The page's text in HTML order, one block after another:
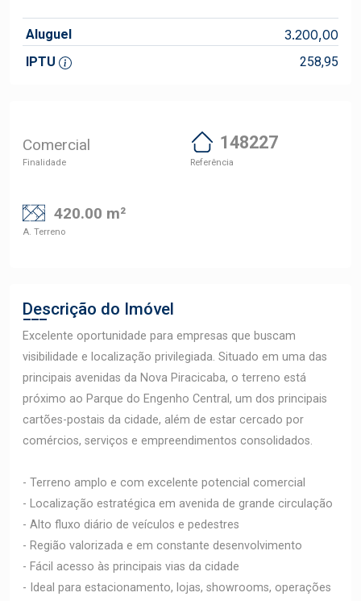
Aluguel 3.200,00
IPTU 258,95
Comercial
Finalidade
148227
Referência
420.00 m²
A. Terreno
Descrição do Imóvel
Excelente oportunidade para empresas que buscam
visibilidade e localização privilegiada. Situado em uma das
principais avenidas da Nova Piracicaba, o terreno está
próximo ao Parque do Engenho Central, um dos principais
cartões-postais da cidade, além de estar cercado por
comércios, serviços e empreendimentos consolidados.
- Terreno amplo e com excelente potencial comercial
- Localização estratégica em avenida de grande circulação
- Alto fluxo diário de veículos e pedestres
- Região valorizada e em constante desenvolvimento
- Fácil acesso às principais vias da cidade
- Ideal para estacionamento, lojas, showrooms, operações